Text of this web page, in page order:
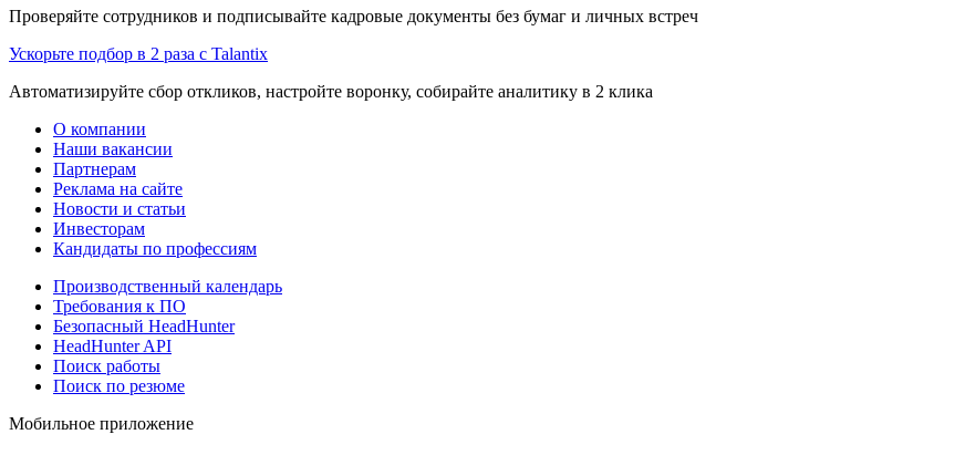
Проверяйте сотрудников и подписывайте кадровые документы без бумаг и личных встреч
Ускорьте подбор в 2 раза с Talantix
Автоматизируйте сбор откликов, настройте воронку, собирайте аналитику в 2 клика
О компании
Наши вакансии
Партнерам
Реклама на сайте
Новости и статьи
Инвесторам
Кандидаты по профессиям
Производственный календарь
Требования к ПО
Безопасный HeadHunter
HeadHunter API
Поиск работы
Поиск по резюме
Мобильное приложение